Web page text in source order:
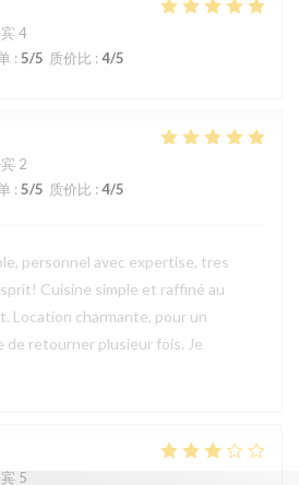
4
: 5/5 质价比 : 4/5
2
: 5/5 质价比 : 4/5
personnel avec expertise, tres
Cuisine simple et raffiné au
Location charmante, pour un
de retourner plusieur fois. Je
5